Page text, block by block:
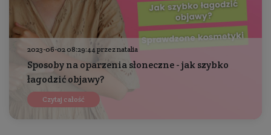
2023-06-02 08:29:44 przez natalia
Sposoby na oparzenia słoneczne - jak szybko
łagodzić objawy?
Czytaj całość